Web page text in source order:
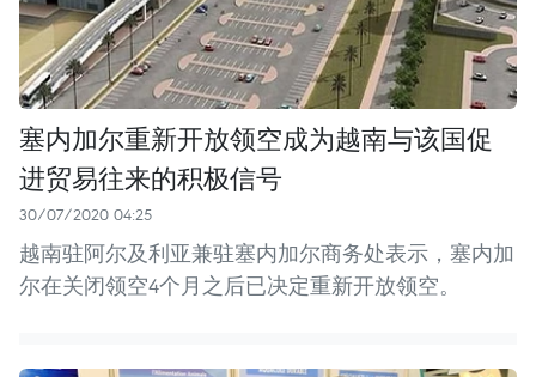
塞内加尔重新开放领空成为越南与该国促
进贸易往来的积极信号
30/07/2020 04:25
越南驻阿尔及利亚兼驻塞内加尔商务处表示，塞内加
尔在关闭领空4个月之后已决定重新开放领空。